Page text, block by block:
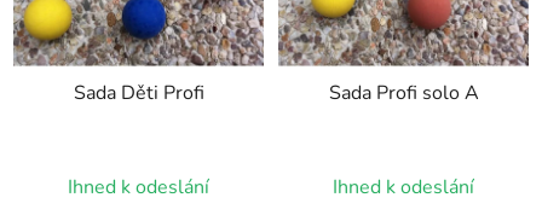
u
k
t
p
r
Sada Děti Profi
Ihned k odeslání
Sada Profi solo A
hodnocení
Ihned k odeslání